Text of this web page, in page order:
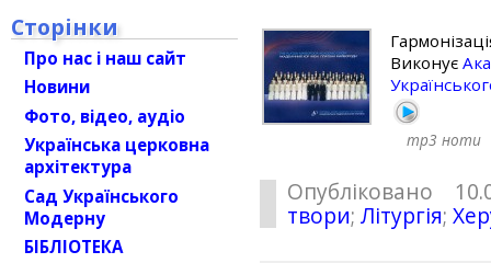
Виконує
mp3 ноти
Опубліковано
твори;Літургія;
Сторінки
Про нас і наш сайт
Новини
Фото, відео, аудіо
Українська церковна
архітектура
Сад Українського
Модерну
БІБЛІОТЕКА